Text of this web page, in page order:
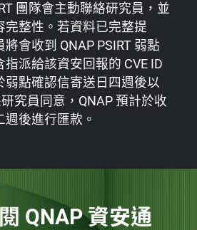
團隊會主動聯絡研究員，並
完整性。若資料已完整提
會收到 QNAP PSIRT 弱點
派給該資安回報的 CVE ID
弱點確認信寄送日四週後以
究員同意，QNAP 預計於收
後進行匯款。
QNAP 資安通